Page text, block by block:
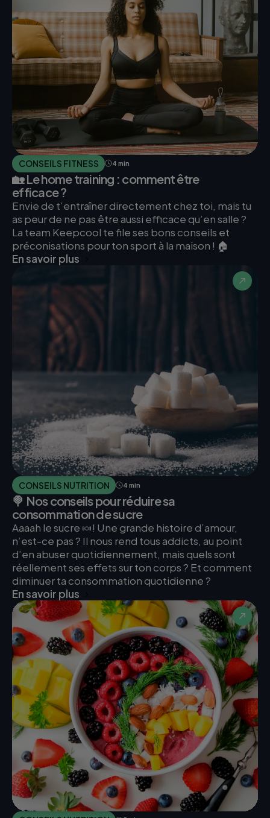
CONSEILS FITNESS 4 min
🏡 Le home training : comment être
efficace ?
Envie de t’entraîner directement chez toi, mais tu
as peur de ne pas être aussi efficace qu’en salle ?
La team Keepcool te file ses bons conseils et
préconisations pour ton sport à la maison ! 🏠
En savoir plus
CONSEILS NUTRITION 4 min
🍭 Nos conseils pour réduire sa
consommation de sucre
Aaaah le sucre 🍬! Une grande histoire d’amour,
n’est-ce pas ? Il nous rend tous addicts, au point
d’en abuser quotidiennement, mais quels sont
réellement ses effets sur ton corps ? Et comment
diminuer ta consommation quotidienne ?
En savoir plus